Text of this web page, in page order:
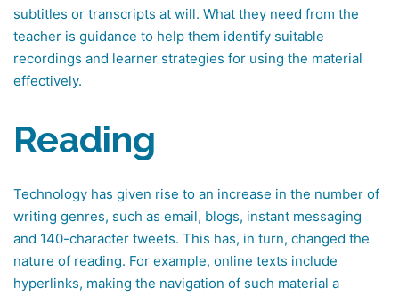
subtitles or transcripts at will. What they need from the
teacher is guidance to help them identify suitable
recordings and learner strategies for using the material
effectively.
Reading
Technology has given rise to an increase in the number of
writing genres, such as email, blogs, instant messaging
and 140-character tweets. This has, in turn, changed the
nature of reading. For example, online texts include
hyperlinks, making the navigation of such material a